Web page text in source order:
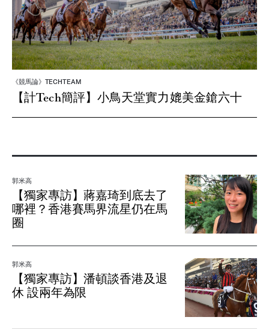
《競馬論》TECHTEAM
【計Tech簡評】小鳥天堂實力媲美金鎗六十
郭米高
【獨家專訪】蔣嘉琦到底去了
哪裡？香港賽馬界流星仍在馬
圈
郭米高
【獨家專訪】潘頓談香港及退
休 設兩年為限